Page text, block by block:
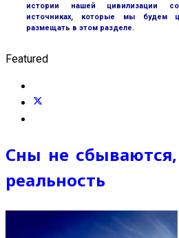
истории нашей цивилизации
источниках, которые мы будем
размещать в этом разделе.
Featured
Сны не
реальность